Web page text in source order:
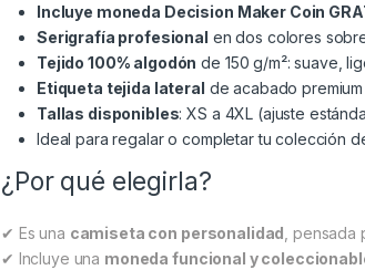
Incluye moneda Decision Maker Coin
Serigrafía profesional en dos colores
Tejido 100% algodón de 150 g/m²: suave,
Etiqueta tejida lateral de acabado premium
Tallas disponibles: XS a 4XL (ajuste
Ideal para regalar o completar tu colección
¿Por qué elegirla?
✔ Es una camiseta con personalidad ,
✔ Incluye una moneda funcional y